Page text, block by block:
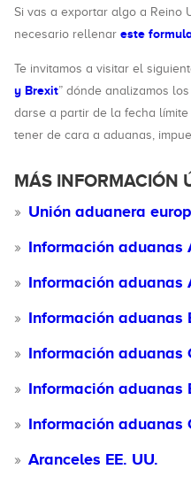
Si vas a exportar algo a Reino
necesario rellenar este
Te invitamos a visitar el
y Brexit” dónde analizamos
darse a partir de la fecha
tener de cara a aduanas,
MÁS INFORMACIÓN
Unión aduanera
Información aduanas
Información aduanas
Información aduanas
Información aduanas
Información aduanas
Información aduanas
Aranceles EE. UU.